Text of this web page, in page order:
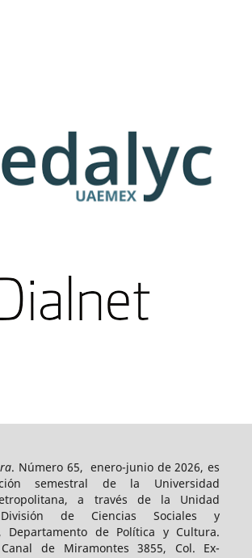
. Número 65, enero-junio de 2026, es
semestral de la Universidad
a través de la Unidad
División de Ciencias Sociales y
Departamento de Política y Cultura.
Canal de Miramontes 3855, Col. Ex-